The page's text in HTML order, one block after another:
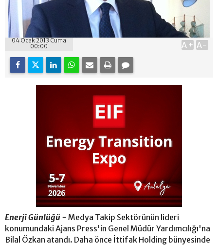
04 Ocak 2013 Cuma
00:00
A+ A-
Enerji Günlüğü - Medya Takip Sektörünün lideri
konumundaki Ajans Press'in Genel Müdür Yardımcılığı'na
Bilal Özkan atandı. Daha önce İttifak Holding bünyesinde